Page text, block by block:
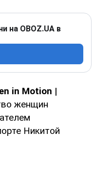
на OBOZ.UA в
in Motion |
женщин
Никитой